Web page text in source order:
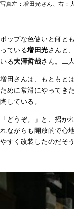
写真左：増田光さん、右：
ポップな色使いと何と
っている増田光さんと
いる大澤哲哉さん。二
増田さんは、もともと
ために常滑にやってき
陶している。
「どうぞ。」と、招か
れながらも開放的で心
やすく改装したのだそ